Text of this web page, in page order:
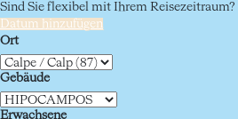
Sind Sie flexibel mit Ihrem Reisezeitraum?
Datum hinzufügen
Ort
Gebäude
Erwachsene